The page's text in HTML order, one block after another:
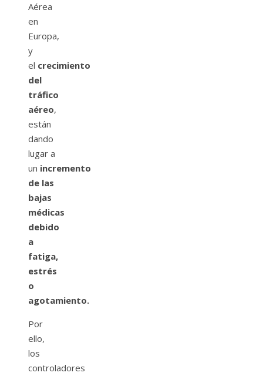
Aérea
en
Europa,
y
el crecimiento
del
tráfico
aéreo,
están
dando
lugar a
un incremento
de las
bajas
médicas
debido
a
fatiga,
estrés
o
agotamiento.
Por
ello,
los
controladores